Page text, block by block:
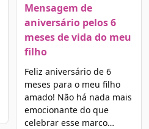
Mensagem de
aniversário pelos 6
meses de vida do meu
filho
Feliz aniversário de 6
meses para o meu filho
amado! Não há nada mais
emocionante do que
celebrar esse marco…